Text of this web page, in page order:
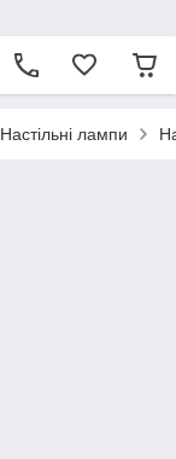
Настільні лампи